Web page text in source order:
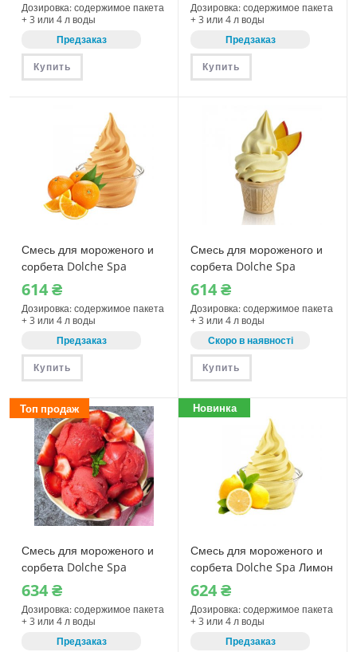
Дозировка: содержимое пакета
+ 3 или 4 л воды
Предзаказ
Купить
Дозировка: содержимое пакета
+ 3 или 4 л воды
Предзаказ
Купить
Смесь для мороженого и
сорбета Dolche Spa
Апельсин 1150 г (08320)
614₴
Дозировка: содержимое пакета
+ 3 или 4 л воды
Предзаказ
Купить
Смесь для мороженого и
сорбета Dolche Spa
Персик 1150 г (08411)
614₴
Дозировка: содержимое пакета
+ 3 или 4 л воды
Скоро в наявності
Купить
Топ продаж
Смесь для мороженого и
сорбета Dolche Spa
Клубника 1150 г (08340)
634₴
Дозировка: содержимое пакета
+ 3 или 4 л воды
Предзаказ
Новинка
Смесь для мороженого и
сорбета Dolche Spa Лимон
1150 г (08370)
624₴
Дозировка: содержимое пакета
+ 3 или 4 л воды
Предзаказ